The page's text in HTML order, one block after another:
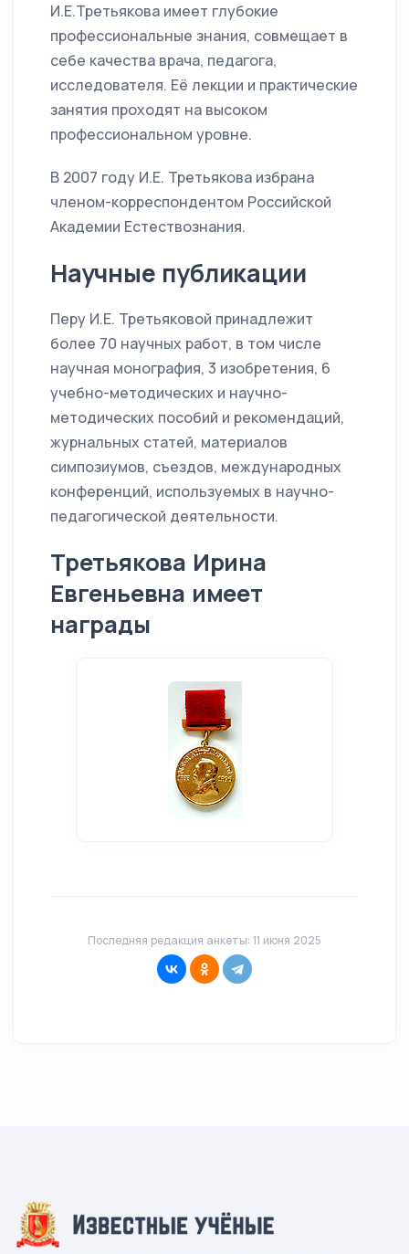
И.Е.Третьякова имеет глубокие
профессиональные знания, совмещает в
себе качества врача, педагога,
исследователя. Её лекции и практические
занятия проходят на высоком
профессиональном уровне.
В 2007 году И.Е. Третьякова избрана
членом-корреспондентом Российской
Академии Естествознания.
Научные публикации
Перу И.Е. Третьяковой принадлежит
более 70 научных работ, в том числе
научная монография, 3 изобретения, 6
учебно-методических и научно-
методических пособий и рекомендаций,
журнальных статей, материалов
симпозиумов, съездов, международных
конференций, используемых в научно-
педагогической деятельности.
Третьякова Ирина
Евгеньевна имеет
награды
Последняя редакция анкеты: 11 июня 2025